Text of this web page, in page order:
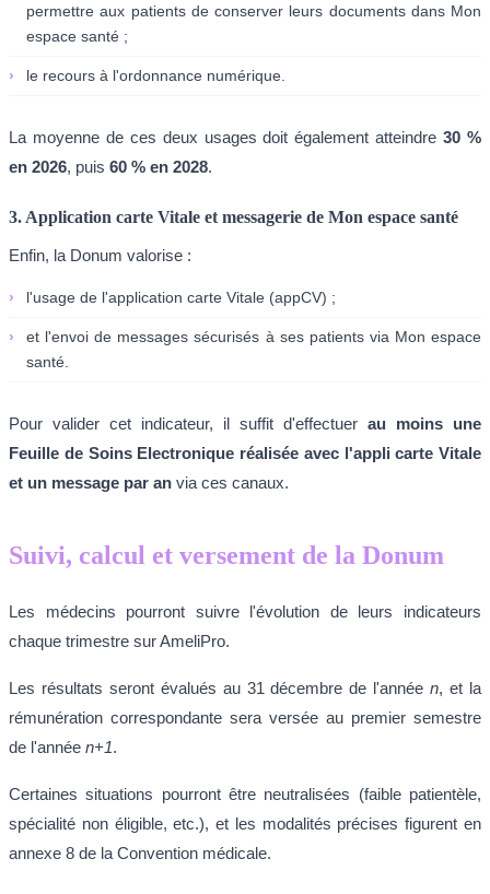
permettre aux patients de conserver leurs documents dans Mon
espace santé ;
› le recours à l'ordonnance numérique.
La moyenne de ces deux usages doit également atteindre30 %
en 2026, puis 60 % en 2028.
3. Application carte Vitale et messagerie de Mon espace santé
Enfin, la Donum valorise :
› l'usage de l'application carte Vitale (appCV) ;
›
et l'envoi de messages sécurisés à ses patients via Mon espace
santé.
Pour valider cet indicateur, il suffit d'effectuer au moins une
Feuille de Soins Electronique réalisée avec l'appli carte Vitale
et un message par an via ces canaux.
Suivi, calcul et versement de la Donum
Les médecins pourront suivre l'évolution de leurs indicateurs
chaque trimestre sur AmeliPro.
Les résultats seront évalués au 31 décembre de l'annéen, et la
rémunération correspondante sera versée au premier semestre
de l'année n+1.
Certaines situations pourront être neutralisées (faible patientèle,
spécialité non éligible, etc.), et les modalités précises figurent en
annexe 8 de la Convention médicale.